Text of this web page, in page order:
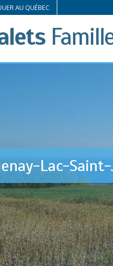
AU QUÉBEC
Lac-